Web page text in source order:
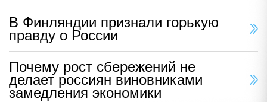
В Финляндии признали горькую
правду о России
Почему рост сбережений не
делает россиян виновниками
замедления экономики